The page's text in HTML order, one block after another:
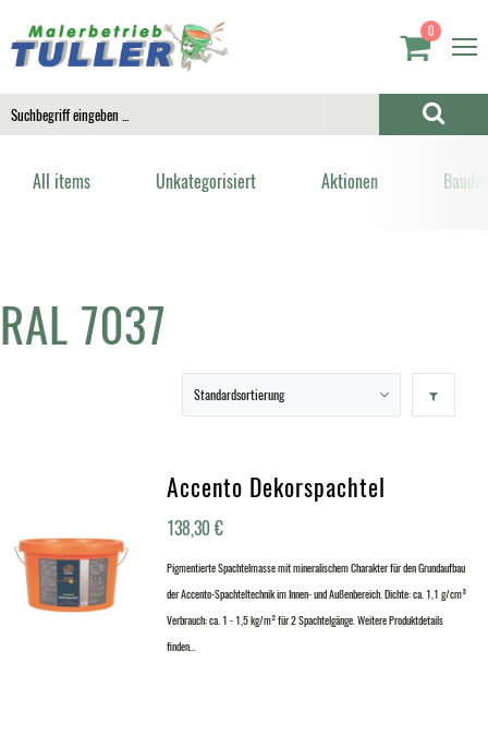
0
All items Unkategorisiert Aktionen
RAL 7037
Accento Dekorspachtel
138,30€
Pigmentierte Spachtelmasse mit mineralischem Charakter für den Grundaufbau
der Accento-Spachteltechnik im Innen- und Außenbereich. Dichte: ca. 1,1 g/cm³
Verbrauch: ca. 1 - 1,5 kg/m² für 2 Spachtelgänge. Weitere Produktdetails
finden…